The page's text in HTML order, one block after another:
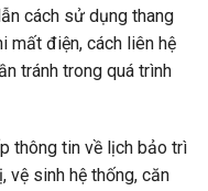
cách sử dụng thang
mất điện, cách liên hệ
tránh trong quá trình
thông tin về lịch bảo trì
vệ sinh hệ thống, căn